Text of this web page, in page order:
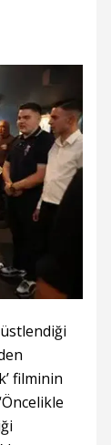
filminin